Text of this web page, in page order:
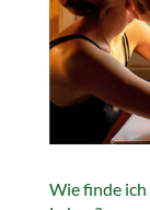
Wie finde